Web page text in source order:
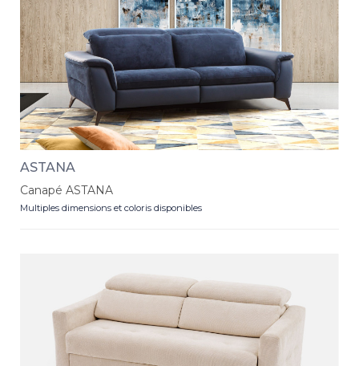
ASTANA
Canapé ASTANA
Multiples dimensions et coloris disponibles